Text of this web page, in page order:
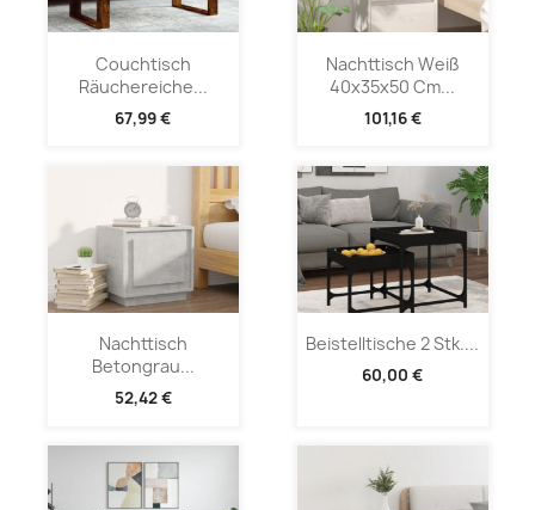
Couchtisch
Räuchereiche...
67,99 €
Nachttisch Weiß
40x35x50 Cm...
101,16 €
Nachttisch
Betongrau...
52,42 €
Beistelltische 2 Stk....
60,00 €